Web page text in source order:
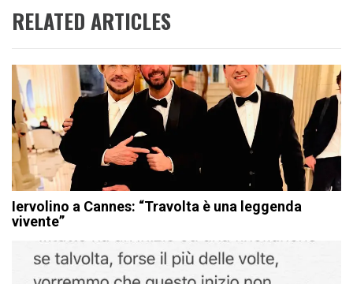
RELATED ARTICLES
Iervolino a Cannes: “Travolta è una leggenda
vivente”